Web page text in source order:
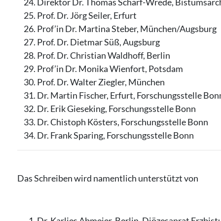
Prof. Dr. Jörg Seiler, Erfurt
Prof’in Dr. Martina Steber, München/Augsburg
Prof. Dr. Dietmar Süß, Augsburg
Prof. Dr. Christian Waldhoff, Berlin
Prof’in Dr. Monika Wienfort, Potsdam
Prof. Dr. Walter Ziegler, München
Dr. Martin Fischer, Erfurt, Forschungsstelle
Dr. Erik Gieseking, Forschungsstelle Bonn
Dr. Chistoph Kösters, Forschungsstelle Bonn
Dr. Frank Sparing, Forschungsstelle Bonn
Das Schreiben wird namentlich unterstützt von